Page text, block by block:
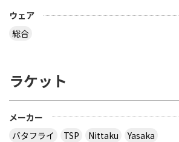
ウェア
総合
ラケット
メーカー
バタフライ
TSP Nittaku
Yasaka